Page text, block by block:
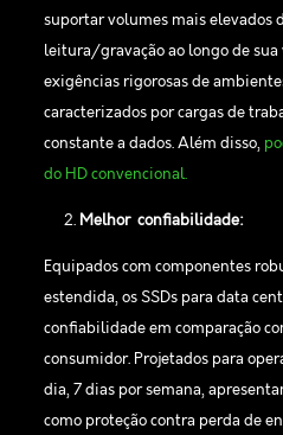
suportar volumes mais elevados
leitura/gravação ao longo de
exigências rigorosas de
caracterizados por cargas de
constante a dados. Além disso,
do HD convencional.
Melhor confiabilidade:
Equipados com componentes
estendida, os SSDs para data
confiabilidade em comparação
consumidor. Projetados para
dia, 7 dias por semana,
como proteção contra perda de